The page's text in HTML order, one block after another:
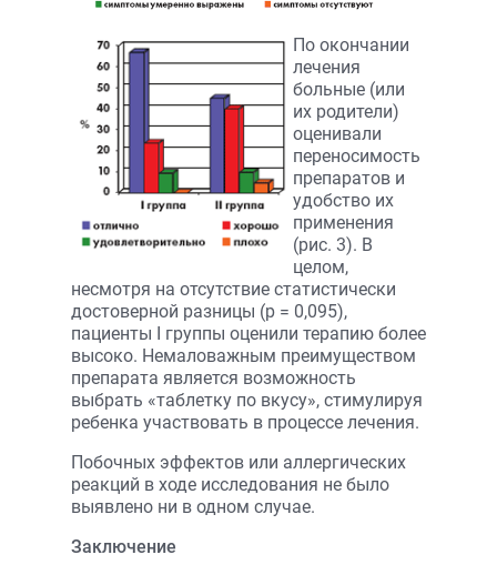
По окончании
лечения
больные (или
их родители)
оценивали
переносимость
препаратов и
удобство их
применения
(рис. 3). В
целом,
несмотря на отсутствие статистически
достоверной разницы (р = 0,095),
пациенты I группы оценили терапию более
высоко. Немаловажным преимуществом
препарата является возможность
выбрать «таблетку по вкусу», стимулируя
ребенка участвовать в процессе лечения.
Побочных эффектов или аллергических
реакций в ходе исследования не было
выявлено ни в одном случае.
Заключение